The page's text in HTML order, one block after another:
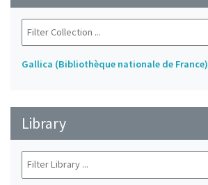
Gallica (Bibliothèque nationale de France)
Library